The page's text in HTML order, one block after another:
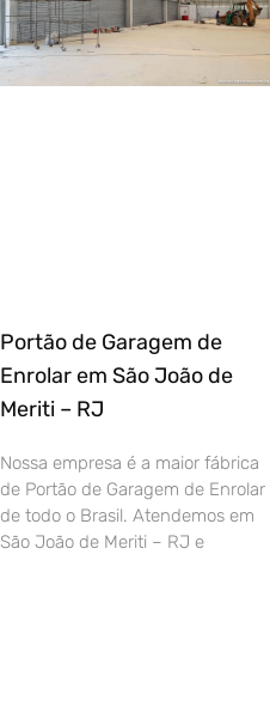
Portão de Garagem de
Enrolar em São João de
Meriti – RJ
Nossa empresa é a maior fábrica
de Portão de Garagem de Enrolar
de todo o Brasil. Atendemos em
São João de Meriti – RJ e